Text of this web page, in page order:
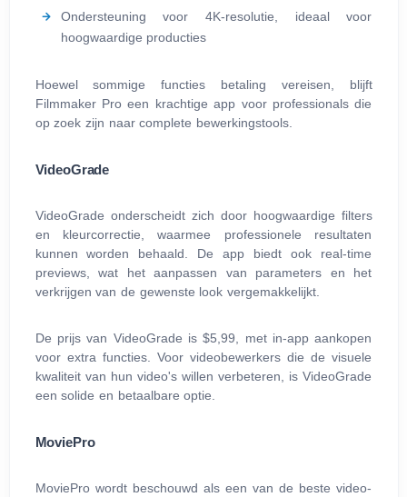
Ondersteuning voor 4K-resolutie, ideaal voor
hoogwaardige producties
Hoewel sommige functies betaling vereisen, blijft
Filmmaker Pro een krachtige app voor professionals die
op zoek zijn naar complete bewerkingstools.
VideoGrade
VideoGrade onderscheidt zich door hoogwaardige filters
en kleurcorrectie, waarmee professionele resultaten
kunnen worden behaald. De app biedt ook real-time
previews, wat het aanpassen van parameters en het
verkrijgen van de gewenste look vergemakkelijkt.
De prijs van VideoGrade is $5,99, met in-app aankopen
voor extra functies. Voor videobewerkers die de visuele
kwaliteit van hun video's willen verbeteren, is VideoGrade
een solide en betaalbare optie.
MoviePro
MoviePro wordt beschouwd als een van de beste video-